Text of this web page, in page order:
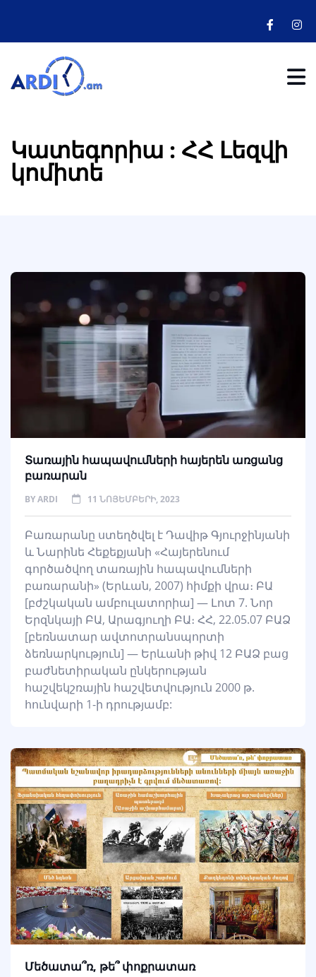
Կատեգորիա : ՀՀ Լեզվի
կոմիտե
Տառային հապավումների հայերեն առցանց
բառարան
BYARDI 11 ՆՈՅԵՄԲԵՐԻ, 2023
Բառարանը ստեղծվել է Դավիթ Գյուրջինյանի
և Նարինե Հեքեքյանի «Հայերենում
գործածվող տառային հապավումների
բառարանի» (Երևան, 2007) հիմքի վրա։ ԲԱ
[բժշկական ամբուլատորիա] — Լոտ 7. Նոր
Երզնկայի ԲԱ, Արագյուղի ԲԱ։ ՀՀ, 22.05.07 ԲԱՁ
[բեռնատար ավտոտրանսպորտի
ձեռնարկություն] — Երևանի թիվ 12 ԲԱՁ բաց
բաժնետիրական ընկերության
հաշվեկշռային հաշվետվություն 2000 թ.
հունվարի 1-ի դրությամբ:
Մեծատա՞ռ, թե՞ փոքրատառ